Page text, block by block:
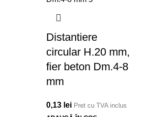
Distantiere
circular H.20 mm,
fier beton Dm.4-8
mm
0,13 lei Pret cu TVA inclus